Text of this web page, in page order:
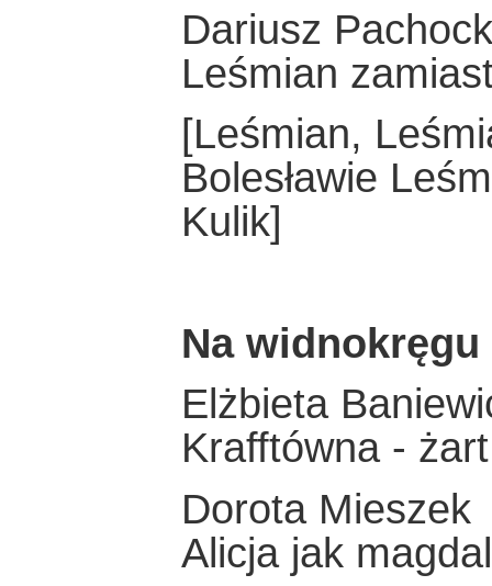
Dariusz
Leśmian
[Leśmian,
Bolesławie
Kulik]
Na widnokręgu
Elżbieta
Krafftówna -
Dorota Mieszek
Alicja jak